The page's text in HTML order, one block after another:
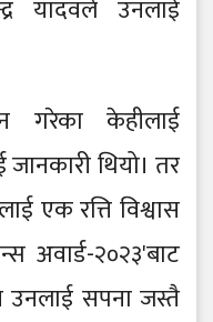
यादवले उनलाई
गरेका केहीलाई
थियो। तर
एक रत्ति विश्वास
अवार्ड-२०२३'बाट
उनलाई सपना जस्तै